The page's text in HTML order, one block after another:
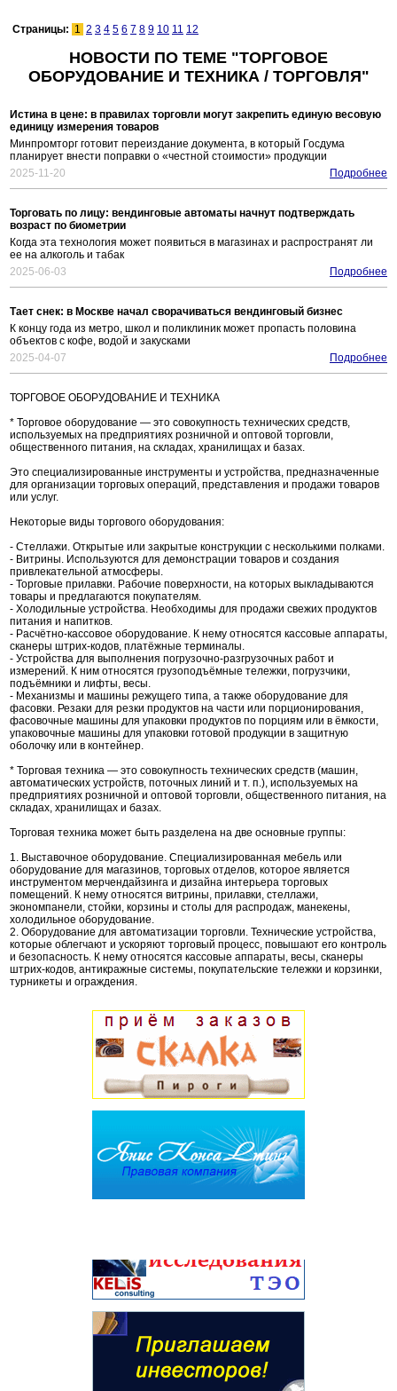
Страницы: 1 2 3 4 5 6 7 8 9 10 11 12
НОВОСТИ ПО ТЕМЕ "ТОРГОВОЕ
ОБОРУДОВАНИЕ И ТЕХНИКА / ТОРГОВЛЯ"
Истина в цене: в правилах торговли могут закрепить единую весовую
единицу измерения товаров
Минпромторг готовит переиздание документа, в который Госдума
планирует внести поправки о «честной стоимости» продукции
2025-11-20
Подробнее
Торговать по лицу: вендинговые автоматы начнут подтверждать
возраст по биометрии
Когда эта технология может появиться в магазинах и распространят ли
ее на алкоголь и табак
2025-06-03
Подробнее
Тает снек: в Москве начал сворачиваться вендинговый бизнес
К концу года из метро, школ и поликлиник может пропасть половина
объектов с кофе, водой и закусками
2025-04-07
Подробнее
ТОРГОВОЕ ОБОРУДОВАНИЕ И ТЕХНИКА
* Торговое оборудование — это совокупность технических средств,
используемых на предприятиях розничной и оптовой торговли,
общественного питания, на складах, хранилищах и базах.
Это специализированные инструменты и устройства, предназначенные
для организации торговых операций, представления и продажи товаров
или услуг.
Некоторые виды торгового оборудования:
- Стеллажи. Открытые или закрытые конструкции с несколькими полками.
- Витрины. Используются для демонстрации товаров и создания
привлекательной атмосферы.
- Торговые прилавки. Рабочие поверхности, на которых выкладываются
товары и предлагаются покупателям.
- Холодильные устройства. Необходимы для продажи свежих продуктов
питания и напитков.
- Расчётно-кассовое оборудование. К нему относятся кассовые аппараты,
сканеры штрих-кодов, платёжные терминалы.
- Устройства для выполнения погрузочно-разгрузочных работ и
измерений. К ним относятся грузоподъёмные тележки, погрузчики,
подъёмники и лифты, весы.
- Механизмы и машины режущего типа, а также оборудование для
фасовки. Резаки для резки продуктов на части или порционирования,
фасовочные машины для упаковки продуктов по порциям или в ёмкости,
упаковочные машины для упаковки готовой продукции в защитную
оболочку или в контейнер.
* Торговая техника — это совокупность технических средств (машин,
автоматических устройств, поточных линий и т. п.), используемых на
предприятиях розничной и оптовой торговли, общественного питания, на
складах, хранилищах и базах.
Торговая техника может быть разделена на две основные группы:
1. Выставочное оборудование. Специализированная мебель или
оборудование для магазинов, торговых отделов, которое является
инструментом мерчендайзинга и дизайна интерьера торговых
помещений. К нему относятся витрины, прилавки, стеллажи,
экономпанели, стойки, корзины и столы для распродаж, манекены,
холодильное оборудование.
2. Оборудование для автоматизации торговли. Технические устройства,
которые облегчают и ускоряют торговый процесс, повышают его контроль
и безопасность. К нему относятся кассовые аппараты, весы, сканеры
штрих-кодов, антикражные системы, покупательские тележки и корзинки,
турникеты и ограждения.